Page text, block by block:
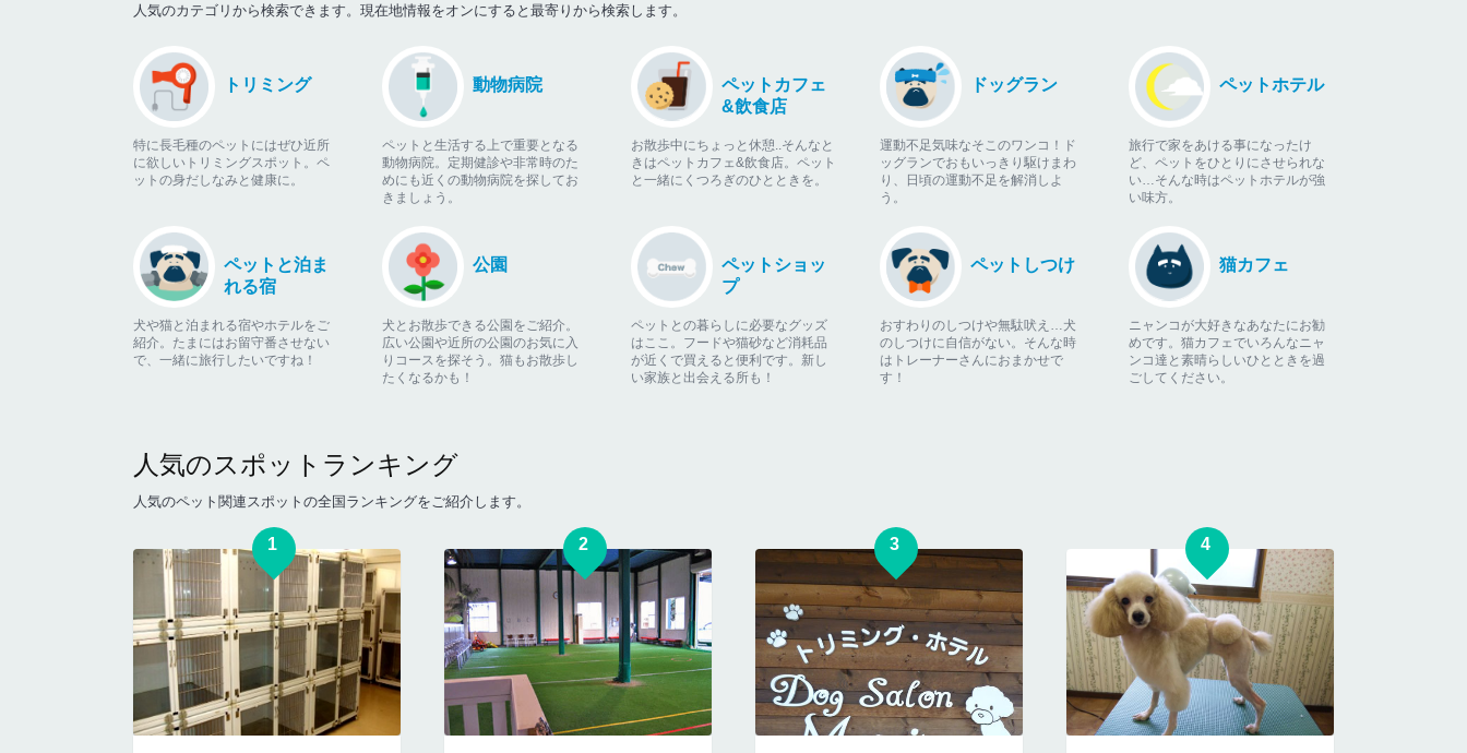
人気のカテゴリから検索できます。現在地情報をオンにすると最寄りから検索します。
トリミング
特に長毛種のペットにはぜひ近所
に欲しいトリミングスポット。ペ
ットの身だしなみと健康に。
動物病院
ペットと生活する上で重要となる
動物病院。定期健診や非常時のた
めにも近くの動物病院を探してお
きましょう。
ペットカフェ
&飲食店
お散歩中にちょっと休憩..そんなと
きはペットカフェ&飲食店。ペット
と一緒にくつろぎのひとときを。
ドッグラン
運動不足気味なそこのワンコ！ド
ッグランでおもいっきり駆けまわ
り、日頃の運動不足を解消しよ
う。
ペットホテル
旅行で家をあける事になったけ
ど、ペットをひとりにさせられな
い…そんな時はペットホテルが強
い味方。
ペットと泊ま
れる宿
犬や猫と泊まれる宿やホテルをご
紹介。たまにはお留守番させない
で、一緒に旅行したいですね！
公園
犬とお散歩できる公園をご紹介。
広い公園や近所の公園のお気に入
りコースを探そう。猫もお散歩し
たくなるかも！
ペットショッ
プ
ペットとの暮らしに必要なグッズ
はここ。フードや猫砂など消耗品
が近くで買えると便利です。新し
い家族と出会える所も！
ペットしつけ
おすわりのしつけや無駄吠え…犬
のしつけに自信がない。そんな時
はトレーナーさんにおまかせで
す！
猫カフェ
ニャンコが大好きなあなたにお勧
めです。猫カフェでいろんなニャ
ンコ達と素晴らしいひとときを過
ごしてください。
人気のスポットランキング
人気のペット関連スポットの全国ランキングをご紹介します。
1 2 3 4